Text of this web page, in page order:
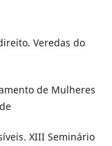
Veredas do
de Mulheres
XIII Seminário